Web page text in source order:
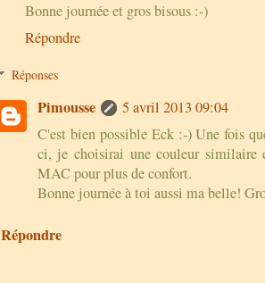
Bonne journée et gros bisous :-)
Répondre
Réponses
Pimousse
5 avril 2013 09:04
C'est bien possible Eck :-) Une fois
ci, je choisirai une couleur similaire
MAC pour plus de confort.
Bonne journée à toi aussi ma belle!
Répondre